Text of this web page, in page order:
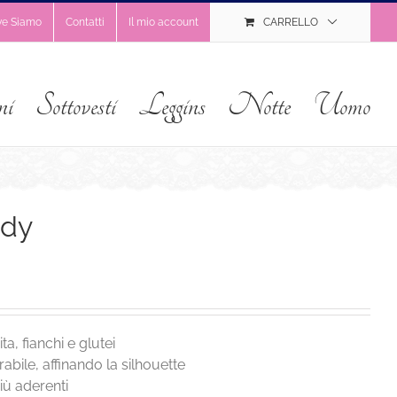
Siamo Contatti Il mio account CARRELLO
Sottovesti Leggins Notte Uomo
fianchi e glutei
affinando la silhouette
aderenti